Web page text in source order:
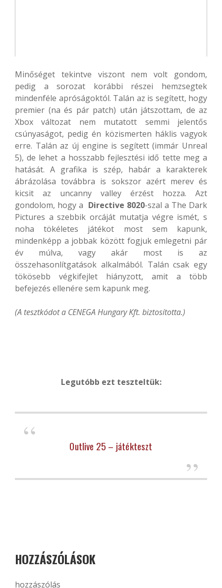
Minőséget tekintve viszont nem volt gondom,
pedig a sorozat korábbi részei hemzsegtek
mindenféle apróságoktól. Talán az is segített, hogy
premier (na és pár patch) után játszottam, de az
Xbox változat nem mutatott semmi jelentős
csúnyaságot, pedig én közismerten háklis vagyok
erre. Talán az új engine is segített (immár Unreal
5), de lehet a hosszabb fejlesztési idő tette meg a
hatását. A grafika is szép, habár a karakterek
ábrázolása továbbra is sokszor azért merev és
kicsit az uncanny valley érzést hozza. Azt
gondolom, hogy a Directive 8020-szal a The Dark
Pictures a szebbik orcáját mutatja végre ismét, s
noha tökéletes játékot most sem kapunk,
mindenképp a jobbak között fogjuk emlegetni pár
év múlva, vagy akár most is az
összehasonlítgatások alkalmából. Talán csak egy
tökösebb végkifejlet hiányzott, amit a több
befejezés ellenére sem kapunk meg.
(A tesztkódot a CENEGA Hungary Kft. biztosította.)
Legutóbb ezt teszteltük:
Outlive 25 – játékteszt
HOZZÁSZÓLÁSOK
hozzászólás